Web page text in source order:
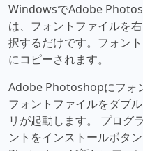
WindowsでAdobe
は、フォントファイルを
択するだけです。フォン
にコピーされます。
Adobe Photoshopにフォ
フォントファイルをダブ
リが起動します。 プログ
ントをインストールボタ